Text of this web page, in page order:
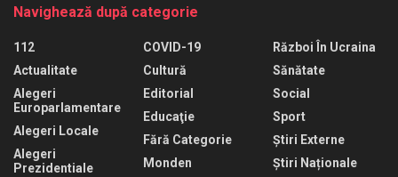
Navighează după categorie
112
Actualitate
Alegeri
Europarlamentare
Alegeri Locale
Alegeri
Prezidentiale
COVID-19
Cultură
Editorial
Educaţie
Fără Categorie
Monden
Război În Ucraina
Sănătate
Social
Sport
Știri Externe
Știri Naționale